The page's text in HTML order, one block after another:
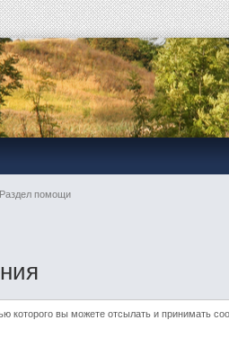
Раздел помощи
вы можете отсылать и принимать